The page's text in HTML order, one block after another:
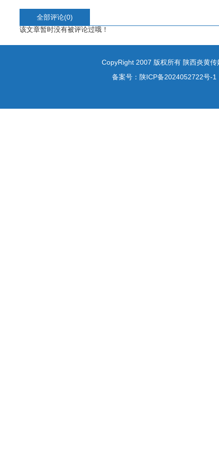
全部评论(0)
该文章暂时没有被评论过哦！
CopyRight 2007 版权所有 陕西炎黄传
备案号： 陕ICP备2024052722号-1